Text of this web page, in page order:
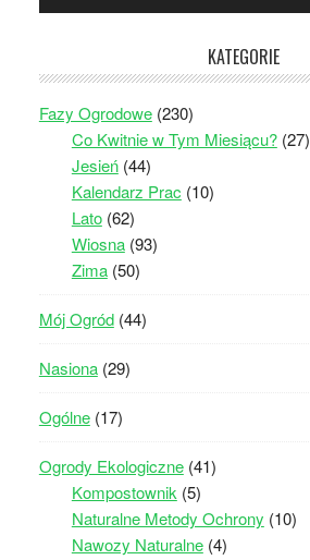
KATEGORIE
Fazy Ogrodowe(230)
Co Kwitnie w Tym Miesiącu?(27)
Jesień(44)
Kalendarz Prac (10)
Lato(62)
Wiosna(93)
Zima(50)
Mój Ogród(44)
Nasiona(29)
Ogólne(17)
Ogrody Ekologiczne(41)
Kompostownik (5)
Naturalne Metody Ochrony (10)
Nawozy Naturalne(4)